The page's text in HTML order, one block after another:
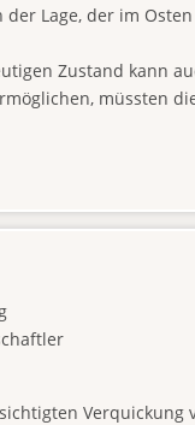
Lage, der im
Zustand kann
müssten